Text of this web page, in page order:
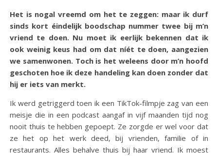
Het is nogal vreemd om het te zeggen: maar ik durf
sinds kort éindelijk boodschap nummer twee bij m’n
vriend te doen. Nu moet ik eerlijk bekennen dat ik
ook weinig keus had om dat níét te doen, aangezien
we samenwonen. Toch is het weleens door m’n hoofd
geschoten hoe ik deze handeling kan doen zonder dat
hij er iets van merkt.
Ik werd getriggerd toen ik een TikTok-filmpje zag van een
meisje die in een podcast aangaf in vijf maanden tijd nog
nooit thuis te hebben gepoept. Ze zorgde er wel voor dat
ze het op het werk deed, bij vrienden, familie of in
restaurants. Alles behalve thuis bij haar vriend. Ik moest